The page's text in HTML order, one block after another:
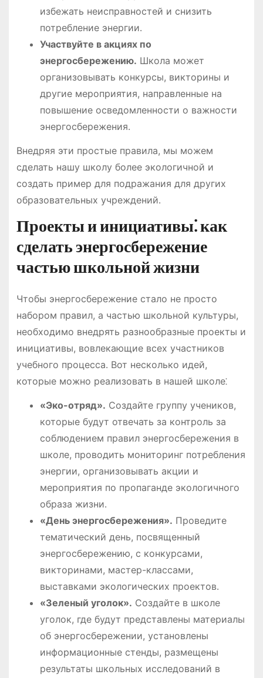
избежать неисправностей и снизить
потребление энергии․
Участвуйте в акциях по
энергосбережению․ Школа может
организовывать конкурсы, викторины и
другие мероприятия, направленные на
повышение осведомленности о важности
энергосбережения․
Внедряя эти простые правила, мы можем
сделать нашу школу более экологичной и
создать пример для подражания для других
образовательных учреждений․
Проекты и инициативы⁚ как
сделать энергосбережение
частью школьной жизни
Чтобы энергосбережение стало не просто
набором правил, а частью школьной культуры,
необходимо внедрять разнообразные проекты и
инициативы, вовлекающие всех участников
учебного процесса․ Вот несколько идей,
которые можно реализовать в нашей школе⁚
«Эко-отряд»․ Создайте группу учеников,
которые будут отвечать за контроль за
соблюдением правил энергосбережения в
школе, проводить мониторинг потребления
энергии, организовывать акции и
мероприятия по пропаганде экологичного
образа жизни․
«День энергосбережения»․ Проведите
тематический день, посвященный
энергосбережению, с конкурсами,
викторинами, мастер-классами,
выставками экологических проектов․
«Зеленый уголок»․ Создайте в школе
уголок, где будут представлены материалы
об энергосбережении, установлены
информационные стенды, размещены
результаты школьных исследований в